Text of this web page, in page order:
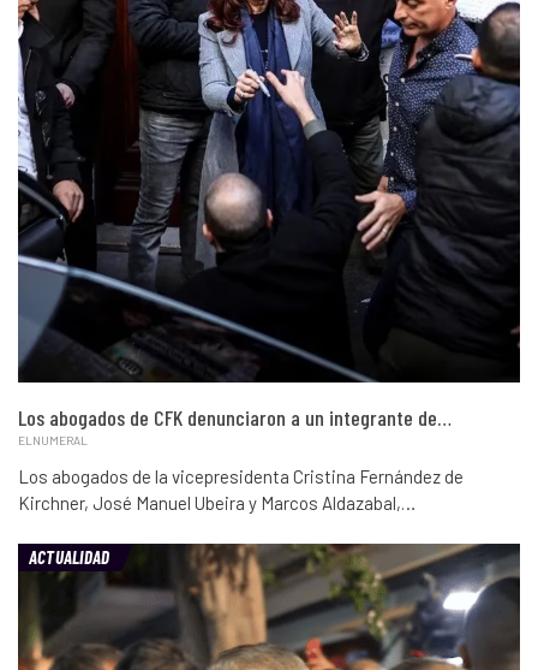
Los abogados de CFK denunciaron a un integrante de…
ELNUMERAL
Los abogados de la vicepresidenta Cristina Fernández de
Kirchner, José Manuel Ubeira y Marcos Aldazabal,…
ACTUALIDAD